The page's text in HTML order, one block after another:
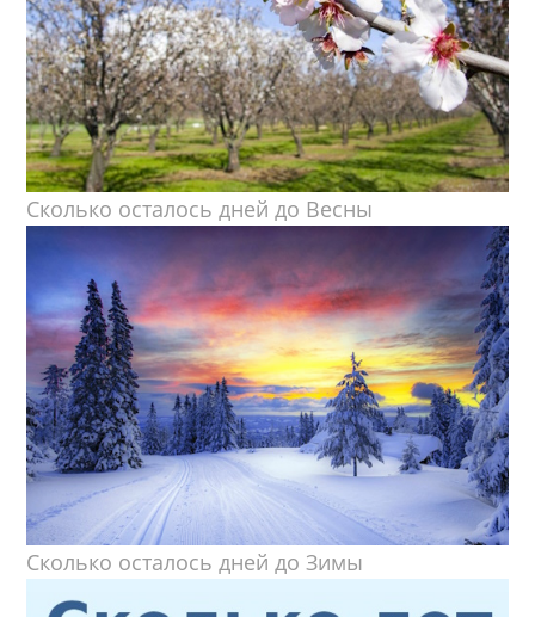
Сколько осталось дней до Весны
Сколько осталось дней до Зимы